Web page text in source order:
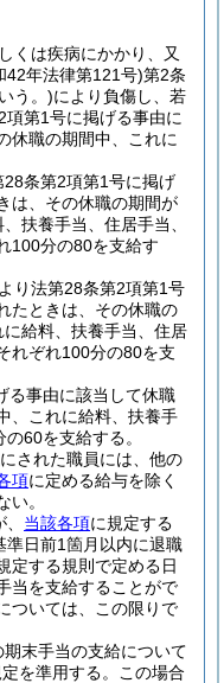
くは疾病にかかり、又
42年法律第121号)第2条
う。)により負傷し、若
項第1号に掲げる事由に
休職の期間中、これに
条第2項第1号に掲げ
は、その休職の期間が
扶養手当、住居手当、
100分の80を支給す
り法第28条第2項第1号
たときは、その休職の
給料、扶養手当、住居
れぞれ100分の80を支
る事由に該当して休職
、これに給料、扶養手
60を支給する。
された職員には、他の
項に定める給与を除く
い。
当該各項に規定する
準日前1箇月以内に退職
定する規則で定める日
当を支給することがで
ついては、この限りで
末手当の支給について
を準用する。
この場合